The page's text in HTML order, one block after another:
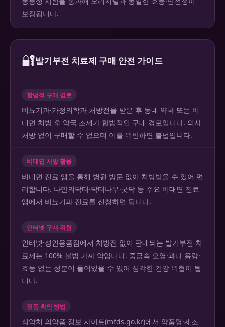
보장됩니다.
🔐발기부전 치료제 구매 안전 가이드
합법적 구매 경로
비뇨기과·가정의학과 처방전을 받은 후 동네 약국 또는 비
대면 처방 후 약국 조제가 합법적인 구매 경로입니다. 의사
처방 없이 구매할 수 없으며 이를 위반하면 불법입니다.
비대면 처방 활용
비대면 진료 앱을 통해 병원 방문 없이 처방받을 수 있어 편
리합니다. 나만의닥터·닥터나우·굿닥 등 주요 비대면 진료
앱에서 비뇨기과 진료를 신청하면 됩니다.
인터넷 구매 위험
인터넷·성인용품점에서 처방전 없이 판매되는 발기부전 치
료제는 100% 불법 가짜 약입니다. 중금속 오염·과다 용량·
효능 없는 성분이 들어있을 수 있어 심각한 건강 위협이 됩
니다.
정품 확인 방법
식약처 의약품 정보 사이트(mfds.go.kr)에서 약품명·제조